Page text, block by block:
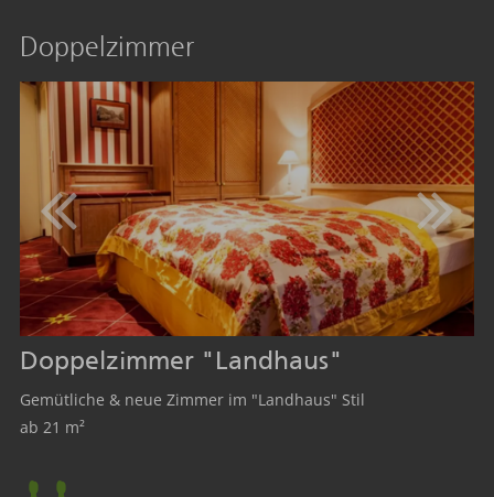
Doppelzimmer
Doppelzimmer "Landhaus"
Gemütliche & neue Zimmer im "Landhaus" Stil
ab 21 m²
Mindestbelegung: